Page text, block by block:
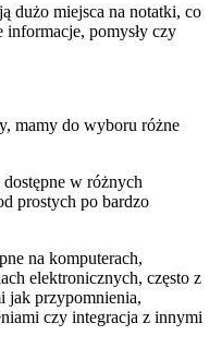
dużo miejsca na notatki, co
informacje, pomysły czy
mamy do wyboru różne
w różnych
prostych po bardzo
na komputerach,
elektronicznych, często z
jak przypomnienia,
czy integracja z innymi